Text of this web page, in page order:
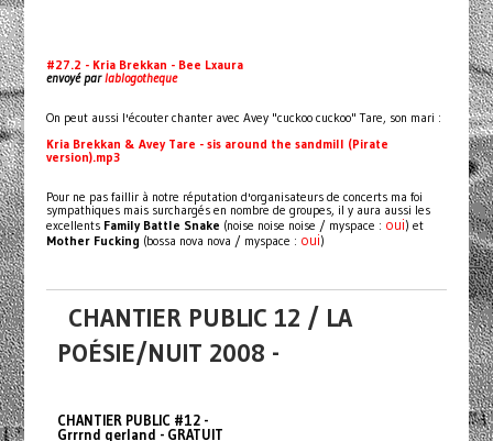
#27.2 - Kria Brekkan - Bee Lxaura
envoyé parlablogotheque
On peut aussi l'écouter chanter avec Avey "cuckoo cuckoo" Tare, son mari :
Kria Brekkan & Avey Tare - sis around the sandmill (Pirate
version).mp3
Pour ne pas faillir à notre réputation d'organisateurs de concerts ma foi
sympathiques mais surchargés en nombre de groupes, il y aura aussi les
excellentsFamily Battle Snake (noise noise noise / myspace : oui) et
Mother Fucking (bossa nova nova / myspace : oui)
CHANTIER PUBLIC 12 / LA
POÉSIE/NUIT 2008 -
CHANTIER PUBLIC #12 -
Grrrnd gerland - GRATUIT